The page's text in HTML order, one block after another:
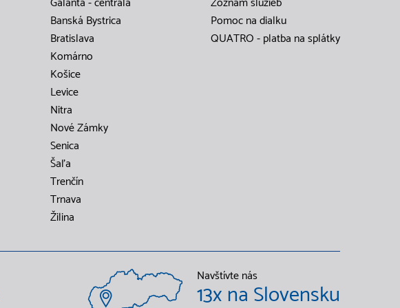
Banská Bystrica
Bratislava
Komárno
Košice
Levice
Nitra
Nové Zámky
Senica
Šaľa
Trenčín
Trnava
Žilina
Pomoc na dialku
QUATRO - platba na splátky
Navštívte nás
13x na Slovensku